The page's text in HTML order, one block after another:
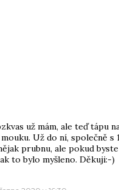
už mám, ale teď tápu
Už do ní, společně s
prubnu, ale pokud
to bylo myšleno. Děkuji:-)